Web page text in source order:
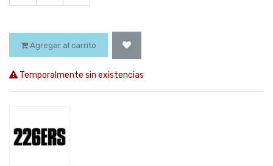
Agregar al carrito
Temporalmente sin existencias